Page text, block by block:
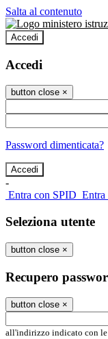
Salta al contenuto
Accedi
Accedi
button close ×
Password dimenticata?
-
Entra con SPID Entra
Seleziona utente
button close ×
Recupero
button close ×
all'indirizzo indicato con le